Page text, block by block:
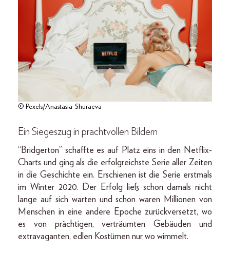
© Pexels/Anastasia-Shuraeva
Ein Siegeszug in prachtvollen Bildern
“Bridgerton” schaffte es auf Platz eins in den Netflix-
Charts und ging als die erfolgreichste Serie aller Zeiten
in die Geschichte ein. Erschienen ist die Serie erstmals
im Winter 2020. Der Erfolg ließ schon damals nicht
lange auf sich warten und schon waren Millionen von
Menschen in eine andere Epoche zurückversetzt, wo
es von prächtigen, verträumten Gebäuden und
extravaganten, edlen Kostümen nur wo wimmelt.